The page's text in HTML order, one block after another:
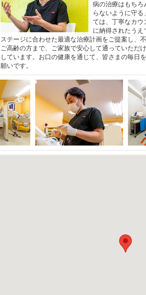
病の治療はもちろ
らないように守
ては、丁寧なカウ
に納得されたう
ステージに合わせた最適な治療計画をご提案し、
ご高齢の方まで、ご家族で安心して通っていただ
しています。お口の健康を通じて、皆さまの毎日
願いです。